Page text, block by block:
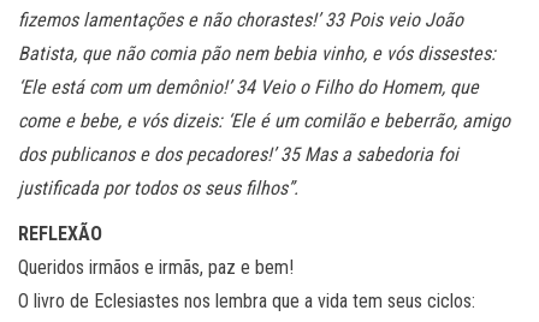
fizemos lamentações e não chorastes!’ 33 Pois veio João
Batista, que não comia pão nem bebia vinho, e vós dissestes:
‘Ele está com um demônio!’ 34 Veio o Filho do Homem, que
come e bebe, e vós dizeis: ‘Ele é um comilão e beberrão, amigo
dos publicanos e dos pecadores!’ 35 Mas a sabedoria foi
justificada por todos os seus filhos”.
REFLEXÃO
Queridos irmãos e irmãs, paz e bem!
O livro de Eclesiastes nos lembra que a vida tem seus ciclos: